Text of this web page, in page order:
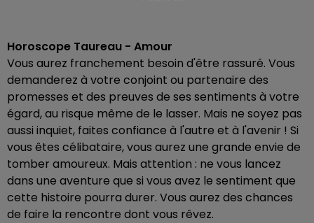
Horoscope Taureau - Amour
Vous aurez franchement besoin d'être rassuré. Vous
demanderez à votre conjoint ou partenaire des
promesses et des preuves de ses sentiments à votre
égard, au risque même de le lasser. Mais ne soyez pas
aussi inquiet, faites confiance à l'autre et à l'avenir ! Si
vous êtes célibataire, vous aurez une grande envie de
tomber amoureux. Mais attention : ne vous lancez
dans une aventure que si vous avez le sentiment que
cette histoire pourra durer. Vous aurez des chances
de faire la rencontre dont vous rêvez.